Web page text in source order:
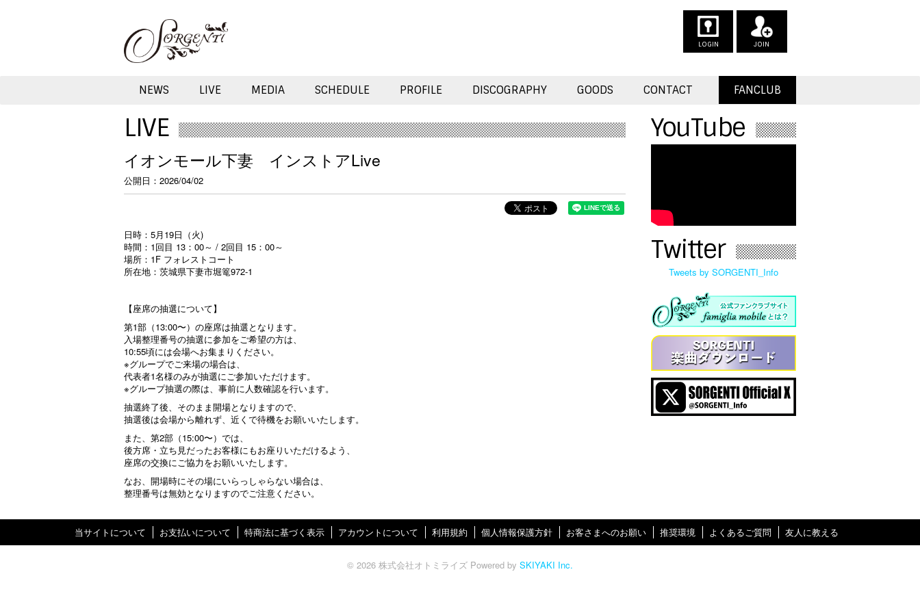
LOGIN JOIN
NEWS LIVE MEDIA SCHEDULE PROFILE DISCOGRAPHY GOODS CONTACT FANCLUB
LIVE
イオンモール下妻 インストアLive
公開日 2026/04/02
日時：5月19日（火)
時間：1回目 13：00～ / 2回目 15：00～
場所：1F フォレストコート
所在地：茨城県下妻市堀篭972-1
【座席の抽選について】
第1部（13:00〜）の座席は抽選となります。
入場整理番号の抽選に参加をご希望の方は、
10:55頃には会場へお集まりください。
※グループでご来場の場合は、
代表者1名様のみが抽選にご参加いただけます。
※グループ抽選の際は、事前に人数確認を行います。
抽選終了後、そのまま開場となりますので、
抽選後は会場から離れず、近くで待機をお願いいたします。
また、第2部（15:00〜）では、
後方席・立ち見だったお客様にもお座りいただけるよう、
座席の交換にご協力をお願いいたします。
なお、開場時にその場にいらっしゃらない場合は、
整理番号は無効となりますのでご注意ください。
YouTube
Twitter
Tweets by SORGENTI_Info
当サイトについて お支払いについて 特商法に基づく表示 アカウントについて 利用規約 個人情報保護方針 お客さまへのお願い 推奨環境 よくあるご質問 友人に教える
© 2026 株式会社オトミライズ Powered by SKIYAKI Inc.